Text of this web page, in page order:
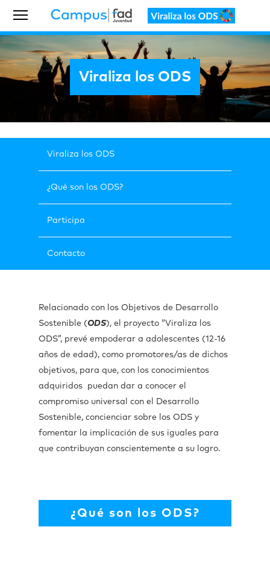
Viraliza los ODS
Viraliza los ODS
¿Qué son los ODS?
Participa
Contacto
Relacionado con los Objetivos de Desarrollo
Sostenible (ODS), el proyecto “Viraliza los
ODS”, prevé empoderar a adolescentes (12-16
años de edad), como promotores/as de dichos
objetivos, para que, con los conocimientos
adquiridos puedan dar a conocer el
compromiso universal con el Desarrollo
Sostenible, concienciar sobre los ODS y
fomentar la implicación de sus iguales para
que contribuyan conscientemente a su logro.
¿Qué son los ODS?